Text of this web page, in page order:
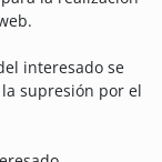
interesado se
supresión por el